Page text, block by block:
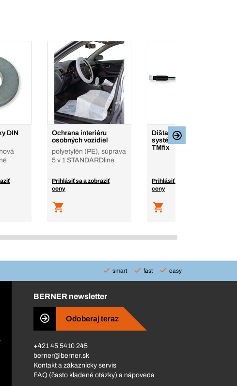
DIN
Ochrana interiéru
osobných vozidiel
polyetylén (PE), súprava
5 v 1 STANDARDline
Prihlásiť sa a zobraziť
ceny
Dištančný montážny
systém TMfix Mini
TMfix
Prihlásiť sa a zobraziť
ceny
smart fast easy
BERNER newsletter
Odoberaj teraz
+421 45 5410 245
berner@berner.sk
Kontakt a zákaznícky servis
FAQ (často kladené otázky) a nápoveda